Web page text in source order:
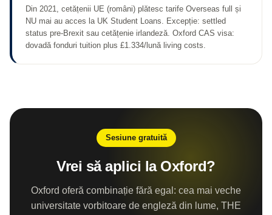
Din 2021, cetățenii UE (români) plătesc tarife Overseas full și
NU mai au acces la UK Student Loans. Excepție: settled
status pre-Brexit sau cetățenie irlandeză. Oxford CAS visa:
dovadă fonduri tuition plus £1.334/lună living costs.
Sesiune gratuită
Vrei să aplici la Oxford?
Oxford oferă combinație fără egal: cea mai veche
universitate vorbitoare de engleză din lume, THE